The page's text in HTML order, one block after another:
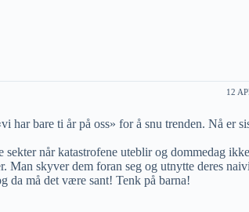
12
har bare ti år på oss» for å snu trenden. Nå er
sekter når katastrofene uteblir og dommedag
Man skyver dem foran seg og utnytte deres
da må det være sant! Tenk på barna!